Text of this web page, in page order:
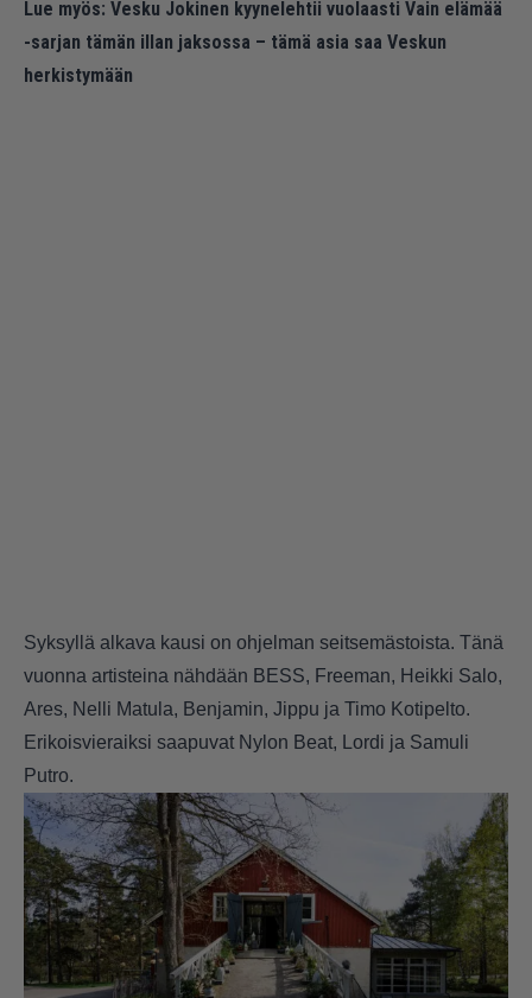
Lue myös: Vesku Jokinen kyynelehtii vuolaasti Vain elämää
-sarjan tämän illan jaksossa – tämä asia saa Veskun
herkistymään
Syksyllä alkava kausi on ohjelman seitsemästoista. Tänä
vuonna artisteina nähdään BESS, Freeman, Heikki Salo,
Ares, Nelli Matula, Benjamin, Jippu ja Timo Kotipelto.
Erikoisvieraiksi saapuvat Nylon Beat, Lordi ja Samuli
Putro.